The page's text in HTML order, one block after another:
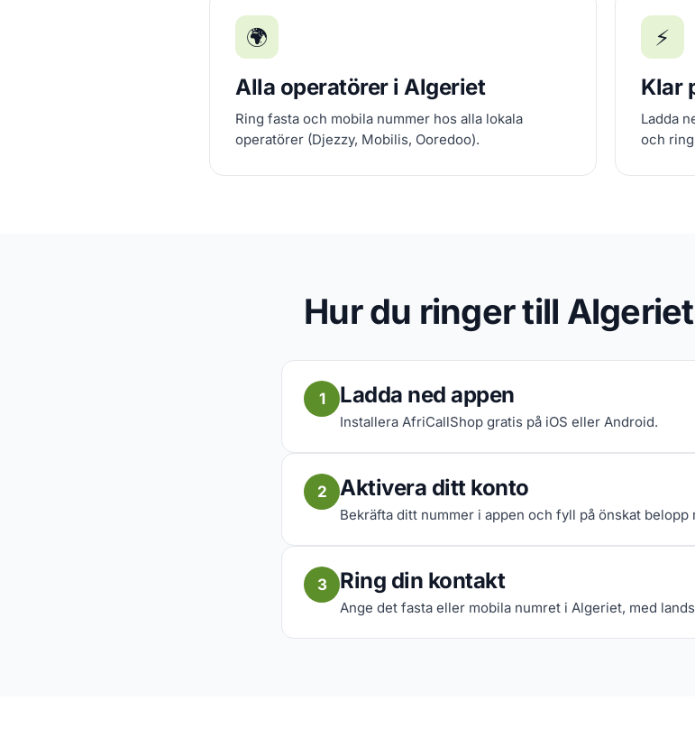
🌍
Alla operatörer i Algeriet
Ring fasta och mobila nummer hos alla lokala
operatörer (Djezzy, Mobilis, Ooredoo).
⚡
Klar
Ladda
och
Hur du ringer till
1 Ladda ned appen
Installera AfriCallShop gratis på iOS eller Android.
2 Aktivera ditt konto
Bekräfta ditt nummer i appen och fyll på önskat belopp
3 Ring din kontakt
Ange det fasta eller mobila numret i Algeriet, med